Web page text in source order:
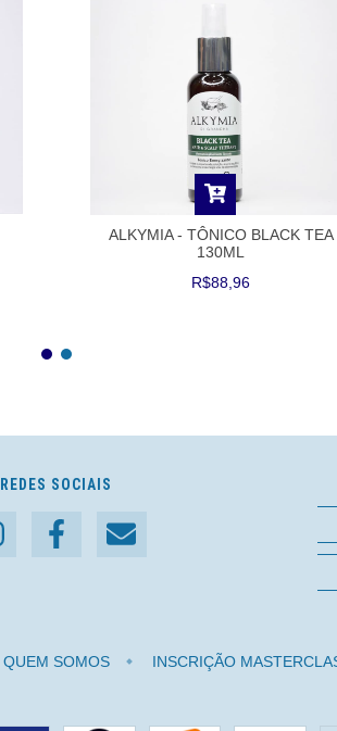
ALKYMIA - TÔNICO BLACK TEA
130ML
R$88,96
REDES SOCIAIS
QUEM SOMOS INSCRIÇÃO